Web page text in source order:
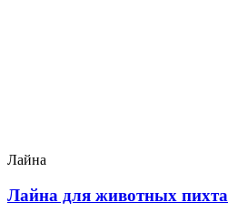
Лайна
Лайна для животных пихта